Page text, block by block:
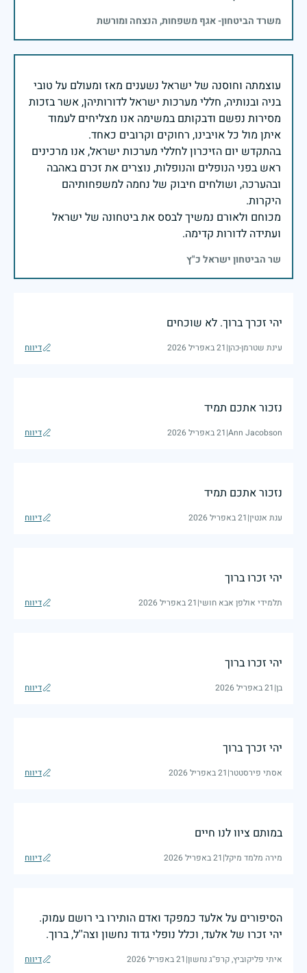
משרד הביטחון- אגף משפחות, הנצחה ומורשת
עוצמתה וחוסנה של ישראל נשענים מאז ומעולם על טובי
בניה ובנותיה, חללי מערכות ישראל לדורותיהן, אשר בזכות
מסירות נפשם ודבקותם במשימה אנו מצליחים לעמוד
בהתקדש יום הזיכרון לחללי מערכות ישראל, אנו מרכינים
ראש בפני הנופלים והנופלות, נוצרים את זכרם באהבה
ובהערכה, ושולחים חיבוק של נחמה למשפחותיהם
מכוחם ולאורם נמשיך לבסס את ביטחונה של ישראל
ועתידה לדורות קדימה.
שר הביטחון ישראל כ"ץ
יהי זכרך ברוך. לא שוכחים
עינת שטרמן-כהן|21 באפריל 2026 דיווח
נזכור אתכם תמיד
Ann Jacobson
|21 באפריל 2026 דיווח
נזכור אתכם תמיד
ענת אנטין|21 באפריל 2026 דיווח
יהי זכרו ברוך
תלמידי אולפן אבא חושי|21 באפריל 2026 דיווח
יהי זכרו ברוך
בן|21 באפריל 2026 דיווח
יהי זכרך ברוך
אסתי פירסטטר|21 באפריל 2026 דיווח
במותם ציוו לנו חיים
מירה מלמד מיקל|21 באפריל 2026 דיווח
הסיפורים על אלעד כמפקד ואדם הותירו בי רושם עמוק.
יהי זכרו של אלעד, וכלל נופלי גדוד נחשון וצה''ל, ברוך.
איתי פליקוביץ, קרפ''ג נחשון|21 באפריל 2026 דיווח